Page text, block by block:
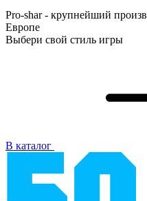
Pro-shar - крупнейший
Европе
Выбери свой стиль игры
В каталог